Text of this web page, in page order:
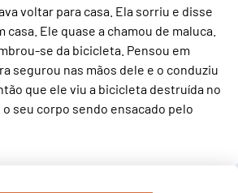
voltar para casa. Ela sorriu e disse
casa. Ele quase a chamou de maluca.
se da bicicleta. Pensou em
segurou nas mãos dele e o conduziu
que ele viu a bicicleta destruída no
o seu corpo sendo ensacado pelo